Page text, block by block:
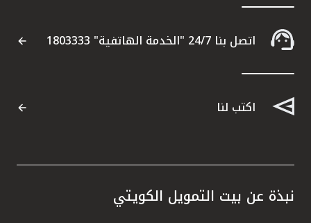
اتصل بنا 24/7 "الخدمة الهاتفية" 1803333
اكتب لنا
نبذة عن بيت التمويل الكويتي